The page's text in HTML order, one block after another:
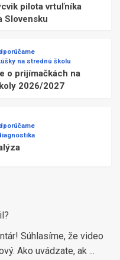
pilota vrtuľníka
Slovensku
na strednú školu
o prijímačkách na
2026/2027
Súhlasíme, že video
Ako uvádzate, ak ...